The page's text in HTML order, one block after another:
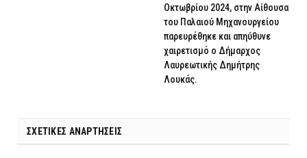
Οκτωβρίου 2024, στην Αίθουσα
του Παλαιού Μηχανουργείου
παρευρέθηκε και απηύθυνε
χαιρετισμό ο Δήμαρχος
Λαυρεωτικής Δημήτρης
Λουκάς.
ΣΧΕΤΙΚΈΣ ΑΝΑΡΤΉΣΕΙΣ